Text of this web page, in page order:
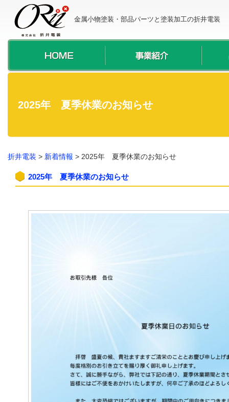
金属小物塗装・部品パーツと塗装加工の折井電装
2025年 夏季休業のお知らせ
折井電装 > 新着情報 > 2025年 夏季休業のお知らせ
2025年 夏季休業のお知らせ